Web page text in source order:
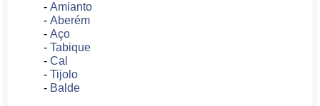
-Amianto
-Aberém
-Aço
-Tabique
-Cal
-Tijolo
- Balde